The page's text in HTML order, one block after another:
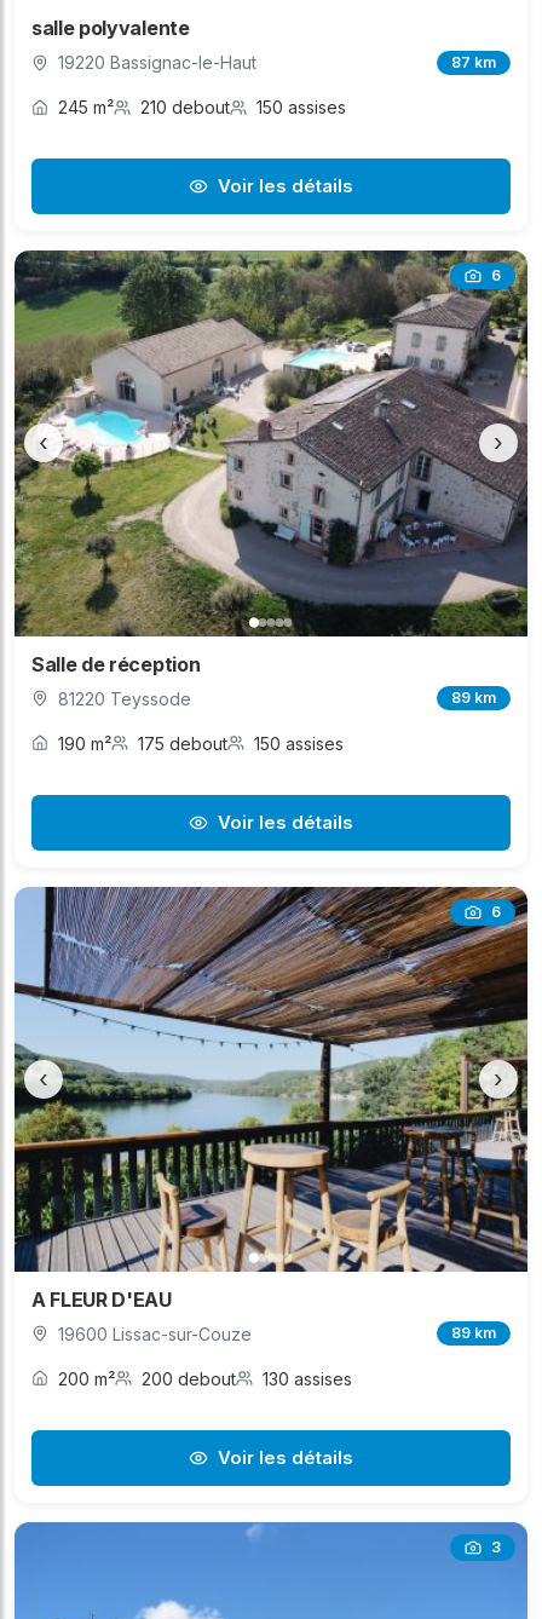
salle polyvalente
19220 Bassignac-le-Haut 87 km
245 m² 210 debout 150 assises
Voir les détails
6
‹ ›
Salle de réception
81220 Teyssode 89 km
190 m² 175 debout 150 assises
Voir les détails
6
‹ ›
A FLEUR D'EAU
19600 Lissac-sur-Couze 89 km
200 m² 200 debout 130 assises
Voir les détails
3